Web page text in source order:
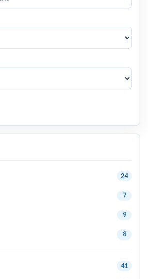
24
7
9
8
41